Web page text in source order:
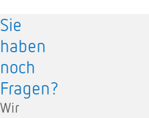
Sie
haben
noch
Fragen?
Wir